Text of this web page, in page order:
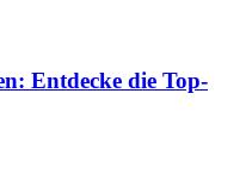
Entdecke die Top-